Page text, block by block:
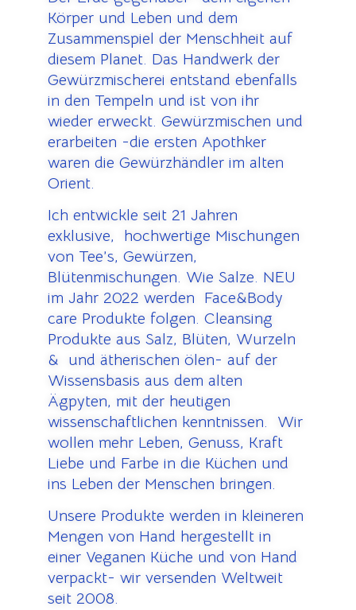
Körper und Leben und dem
Zusammenspiel der Menschheit auf
diesem Planet. Das Handwerk der
Gewürzmischerei entstand ebenfalls
in den Tempeln und ist von ihr
wieder erweckt. Gewürzmischen und
erarbeiten -die ersten Apothker
waren die Gewürzhändler im alten
Orient.
Ich entwickle seit 21 Jahren
exklusive, hochwertige Mischungen
von Tee’s, Gewürzen,
Blütenmischungen. Wie Salze. NEU
im Jahr 2022 werden Face&Body
care Produkte folgen. Cleansing
Produkte aus Salz, Blüten, Wurzeln
& und ätherischen ölen- auf der
Wissensbasis aus dem alten
Ägpyten, mit der heutigen
wissenschaftlichen kenntnissen. Wir
wollen mehr Leben, Genuss, Kraft
Liebe und Farbe in die Küchen und
ins Leben der Menschen bringen.
Unsere Produkte werden in kleineren
Mengen von Hand hergestellt in
einer Veganen Küche und von Hand
verpackt- wir versenden Weltweit
seit 2008.